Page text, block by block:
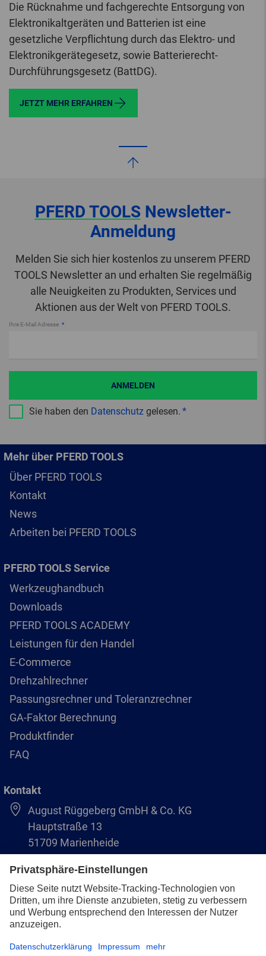
Die Rücknahme und fachgerechte Entsorgung von
Elektronikaltgeräten und Batterien ist eine
gesetzliche Verpflichtung durch das Elektro- und
Elektronikgerätegesetz, sowie Batterierecht-
Durchführungsgesetz (BattDG).
JETZT MEHR ERFAHREN
PFERD TOOLSNewsletter-
Anmeldung
Melden Sie sich hier kostenlos zu unserem PFERD
TOOLS Newsletter an und erhalten Sie regelmäßig
alle Neuigkeiten zu Produkten, Services und
Aktionen aus der Welt von PFERD TOOLS.
Ihre E-Mail Adresse
Sie haben den Datenschutz gelesen.
ANMELDEN
Mehr über PFERD TOOLS
Über PFERD TOOLS
Kontakt
News
Arbeiten bei PFERD TOOLS
PFERD TOOLS Service
Werkzeughandbuch
Downloads
PFERD TOOLS ACADEMY
Leistungen für den Handel
E-Commerce
Drehzahlrechner
Passungsrechner und Toleranzrechner
GA-Faktor Berechnung
Produktfinder
FAQ
Kontakt
August Rüggeberg GmbH & Co. KG
Hauptstraße 13
51709 Marienheide
+49 2264 9-0
info@pferd.com
+49 2264 9-400